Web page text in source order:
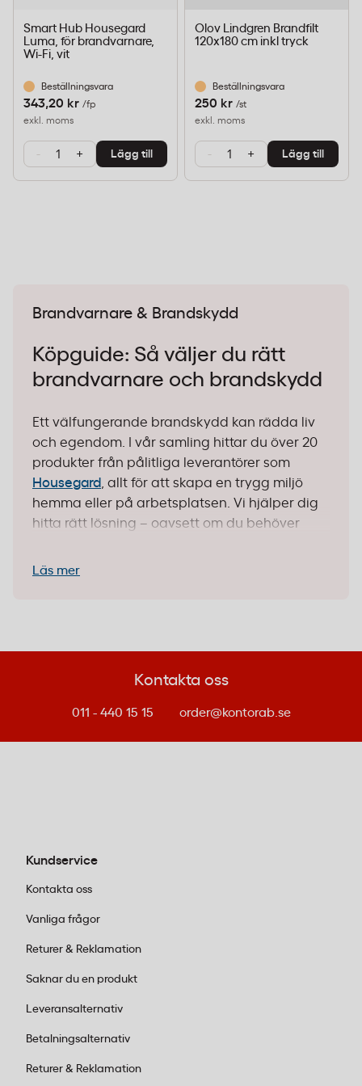
Smart Hub Housegard
Luma, för brandvarnare,
Wi-Fi, vit
Beställningsvara
343,20 kr /fp
exkl. moms
- + Lägg till
Olov Lindgren Brandfilt
120x180 cm inkl tryck
Beställningsvara
250 kr /st
exkl. moms
- + Lägg till
Brandvarnare & Brandskydd
Köpguide: Så väljer du rätt
brandvarnare och brandskydd
Ett välfungerande brandskydd kan rädda liv
och egendom. I vår samling hittar du över 20
produkter från pålitliga leverantörer som
Housegard , allt för att skapa en trygg miljö
hemma eller på arbetsplatsen. Vi hjälper dig
hitta rätt lösning – oavsett om du behöver
verkstad med smörjmedel och kemikalier.
pulversläckare för blandade bränder eller
hanterar svåra batteribränder effektivt.
Industri och lager:
skydda utrustningen i vädertåliga
brandsläckarskåp
släckaren alltid är redo att användas.
Flervåningshus:
brandvarnare. Den monteras snabbt vid
fönstret och ger en säker utrymningsväg
Läs mer
Kontakta oss
011 - 440 15 15 order@kontorab.se
Kundservice
Kontakta oss
Vanliga frågor
Returer & Reklamation
Saknar du en produkt
Leveransalternativ
Betalningsalternativ
Returer & Reklamation